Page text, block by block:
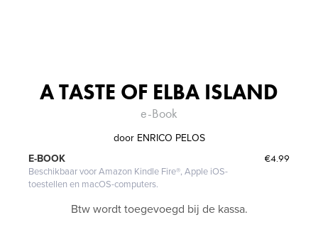
A TASTE OF ELBA ISLAND
e-Book
door ENRICO PELOS
€4.99
E-BOOK
Beschikbaar voor Amazon Kindle Fire®, Apple iOS-
toestellen en macOS-computers.
Btw wordt toegevoegd bij de kassa.